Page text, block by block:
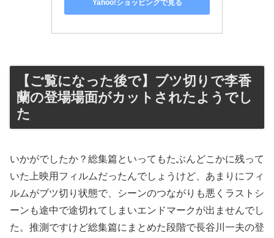
Yahoo!ショッピングで見る
【ご覧になった後で】ブツ切りで李香
蘭の登場場面がカットされたようでし
た
いかがでしたか？総集篇といってもたぶんどこかに残って
いた上映用フィルムだったんでしょうけど、あまりにフィ
ルムがブツ切り状態で、シーンのつながりも悪くラストシ
ーンも途中で途切れてしまいエンドマークが出ませんでし
た。推測ですけど総集篇にまとめた段階で長谷川一夫の登